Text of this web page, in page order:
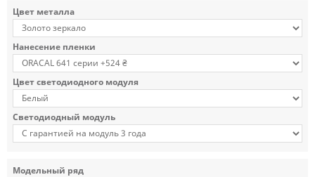
Цвет металла
Нанесение пленки
Цвет светодиодного модуля
Светодиодный модуль
Модельный ряд